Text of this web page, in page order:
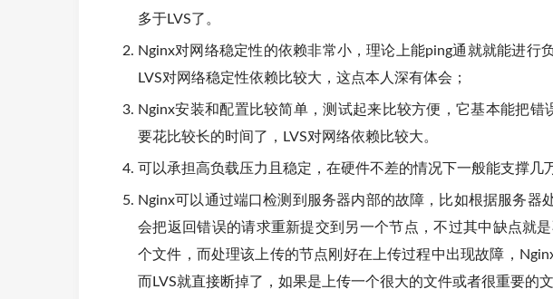
多于LVS了。
Nginx对网络稳定性的依赖非常小，理论上能ping通就就能进行
LVS对网络稳定性依赖比较大，这点本人深有体会；
Nginx安装和配置比较简单，测试起来比较方便，它基本能把错
要花比较长的时间了，LVS对网络依赖比较大。
可以承担高负载压力且稳定，在硬件不差的情况下一般能支撑几
Nginx可以通过端口检测到服务器内部的故障，比如根据服务器
会把返回错误的请求重新提交到另一个节点，不过其中缺点就
个文件，而处理该上传的节点刚好在上传过程中出现故障，
而LVS就直接断掉了，如果是上传一个很大的文件或者很重要的